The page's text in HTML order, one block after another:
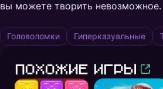
вы можете творить невозможное.
Головоломки Гиперказуальные
Похожие игры